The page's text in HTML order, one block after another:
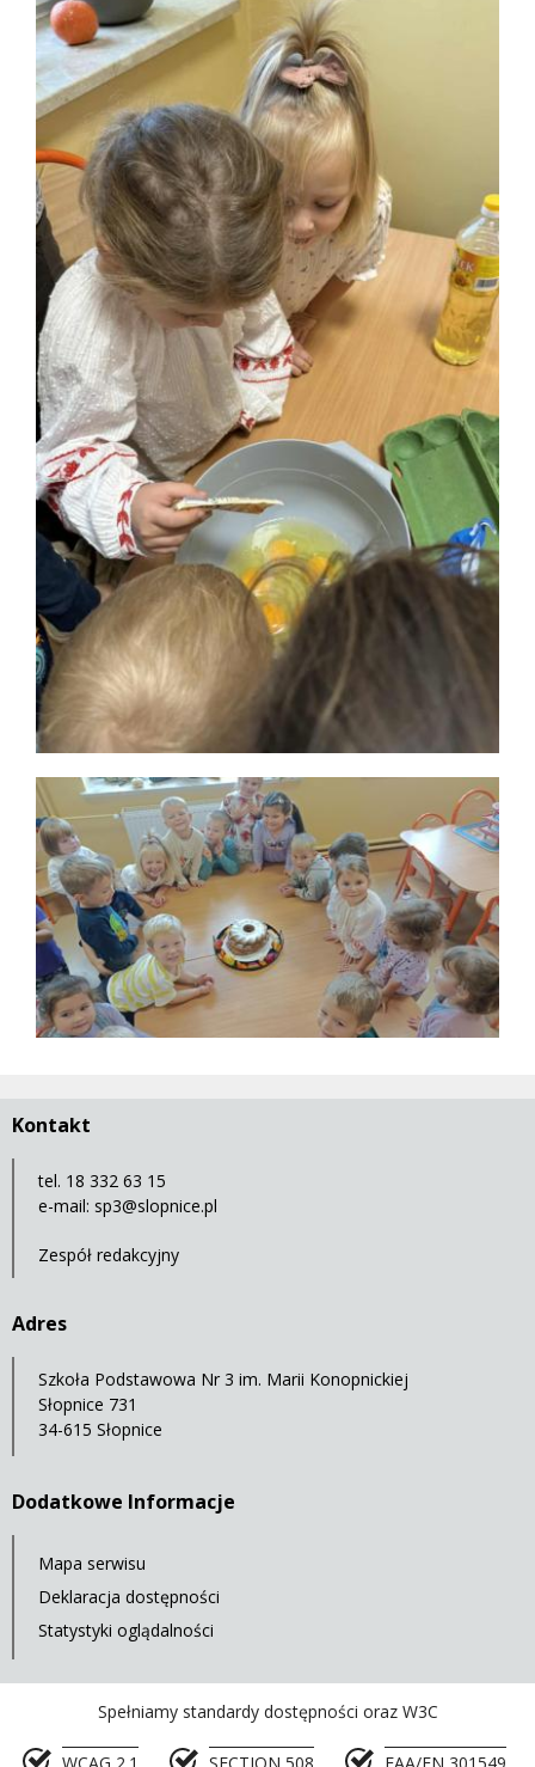
Kontakt
tel. 18 332 63 15
e-mail: sp3@slopnice.pl
Zespół redakcyjny
Adres
Szkoła Podstawowa Nr 3 im. Marii Konopnickiej
Słopnice 731
34-615 Słopnice
Dodatkowe Informacje
Mapa serwisu
Deklaracja dostępności
Statystyki oglądalności
Spełniamy standardy dostępności oraz W3C